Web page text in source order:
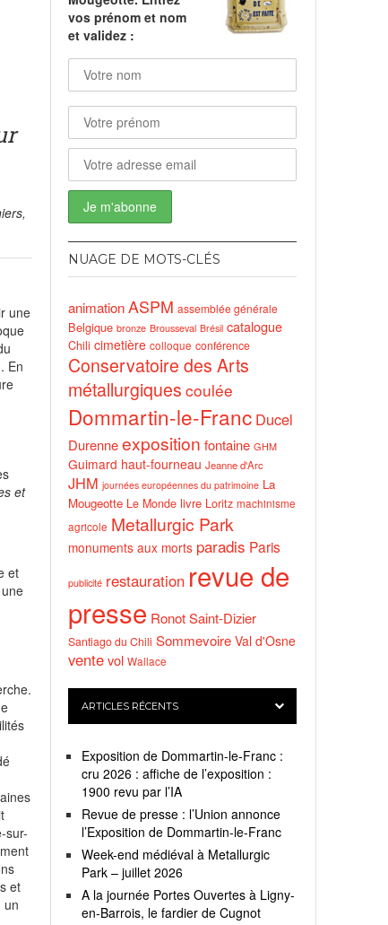
une
. En
et
et
sur-
et
un
vos prénom et nom
et validez :
NUAGE DE MOTS-CLÉS
animationASPM assemblée générale
Belgique bronze Brousseval Brésil catalogue
Chili cimetière colloque conférence
Conservatoire des Arts
métallurgiques coulée
Dommartin-le-Franc Ducel
Durenneexposition fontaine GHM
Guimard haut-fourneau Jeanne d'Arc
JHM journées européennes du patrimoine La
Mougeotte Le Monde livre Loritz machinisme
agricole Metallurgic Park
monuments aux morts paradis Paris
publicité restauration revue de
presse RonotSaint-Dizier
Santiago du Chili Sommevoire Val d'Osne
ventevol Wallace
ARTICLES RÉCENTS
Exposition de Dommartin-le-Franc :
cru 2026 : affiche de l’exposition :
1900 revu par l’IA
Revue de presse : l’Union annonce
l’Exposition de Dommartin-le-Franc
Week-end médiéval à Metallurgic
Park – juillet 2026
A la journée Portes Ouvertes à Ligny-
en-Barrois, le fardier de Cugnot